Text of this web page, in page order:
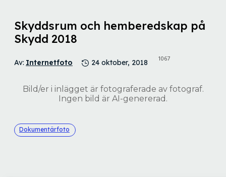
Skyddsrum och hemberedskap på
Skydd 2018
Av: Internetfoto 24 oktober, 2018 1067
Bild/er i inlägget är fotograferade av fotograf.
Ingen bild är AI-genererad.
Dokumentärfoto